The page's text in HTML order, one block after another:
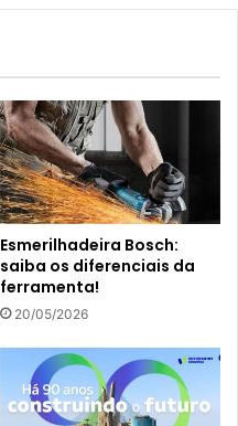
Esmerilhadeira Bosch:
saiba os diferenciais da
ferramenta!
20/05/2026